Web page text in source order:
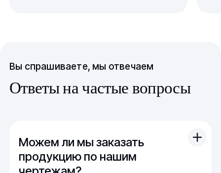
Вы спрашиваете, мы отвечаем
Ответы на частые вопросы
Можем ли мы заказать
продукцию по нашим